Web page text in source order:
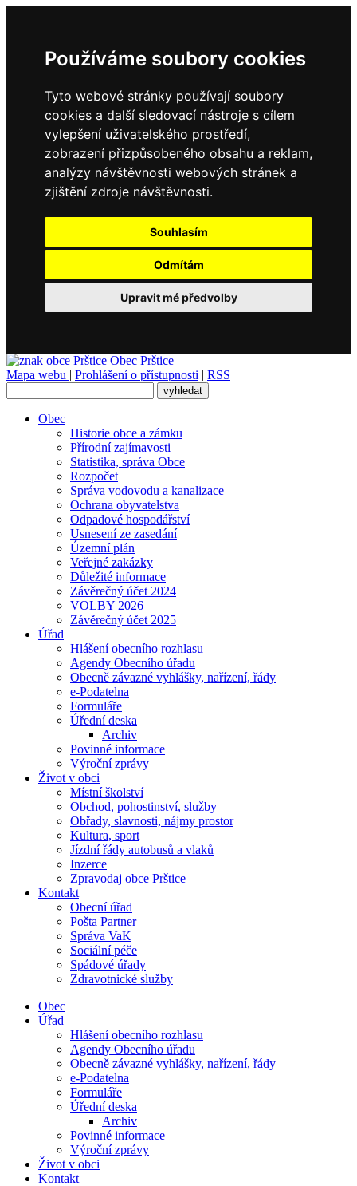
Používáme soubory cookies
Tyto webové stránky používají soubory
cookies a další sledovací nástroje s cílem
vylepšení uživatelského prostředí,
zobrazení přizpůsobeného obsahu a reklam,
analýzy návštěvnosti webových stránek a
zjištění zdroje návštěvnosti.
Souhlasím
Odmítám
Upravit mé předvolby
Obec Prštice
Mapa webu | Prohlášení o přístupnosti | RSS
Obec
Historie obce a zámku
Přírodní zajímavosti
Statistika, správa Obce
Rozpočet
Správa vodovodu a kanalizace
Ochrana obyvatelstva
Odpadové hospodářství
Usnesení ze zasedání
Územní plán
Veřejné zakázky
Důležité informace
Závěrečný účet 2024
VOLBY 2026
Závěrečný účet 2025
Úřad
Hlášení obecního rozhlasu
Agendy Obecního úřadu
Obecně závazné vyhlášky, nařízení, řády
e-Podatelna
Formuláře
Úřední deska
Archiv
Povinné informace
Výroční zprávy
Život v obci
Místní školství
Obchod, pohostinství, služby
Obřady, slavnosti, nájmy prostor
Kultura, sport
Jízdní řády autobusů a vlaků
Inzerce
Zpravodaj obce Prštice
Kontakt
Obecní úřad
Pošta Partner
Správa VaK
Sociální péče
Spádové úřady
Zdravotnické služby
Obec
Úřad
Hlášení obecního rozhlasu
Agendy Obecního úřadu
Obecně závazné vyhlášky, nařízení, řády
e-Podatelna
Formuláře
Úřední deska
Archiv
Povinné informace
Výroční zprávy
Život v obci
Kontakt